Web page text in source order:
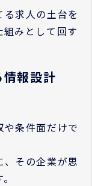
求人の土台を
みとして回す
報設計
条件面だけで
その企業が思